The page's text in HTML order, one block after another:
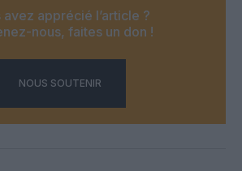
avez apprécié l’article ?
nous, faites un don !
NOUS SOUTENIR